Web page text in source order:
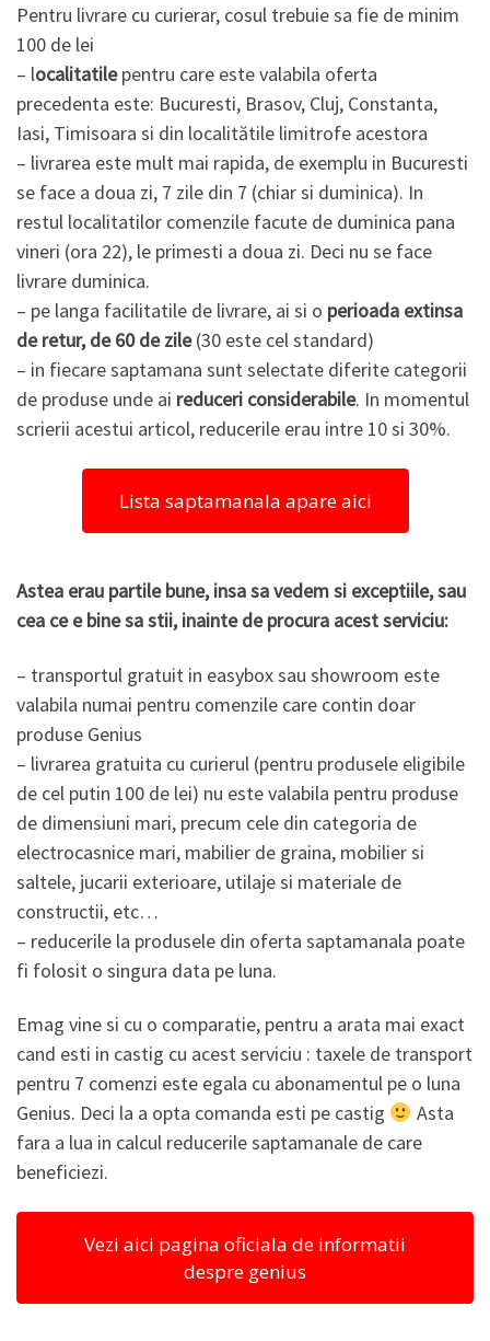
Pentru livrare cu curierar, cosul trebuie sa fie de minim
100 de lei
– localitatilepentru care este valabila oferta
precedenta este: Bucuresti, Brasov, Cluj, Constanta,
Iasi, Timisoara si din localitătile limitrofe acestora
– livrarea este mult mai rapida, de exemplu in Bucuresti
se face a doua zi, 7 zile din 7 (chiar si duminica). In
restul localitatilor comenzile facute de duminica pana
vineri (ora 22), le primesti a doua zi. Deci nu se face
livrare duminica.
– pe langa facilitatile de livrare, ai si o perioada extinsa
de retur, de 60 de zile(30 este cel standard)
– in fiecare saptamana sunt selectate diferite categorii
de produse unde ai reduceri considerabile. In momentul
scrierii acestui articol, reducerile erau intre 10 si 30%.
Lista saptamanala apare aici
Astea erau partile bune, insa sa vedem si exceptiile, sau
cea ce e bine sa stii, inainte de procura acest serviciu:
– transportul gratuit in easybox sau showroom este
valabila numai pentru comenzile care contin doar
produse Genius
– livrarea gratuita cu curierul (pentru produsele eligibile
de cel putin 100 de lei) nu este valabila pentru produse
de dimensiuni mari, precum cele din categoria de
electrocasnice mari, mabilier de graina, mobilier si
saltele, jucarii exterioare, utilaje si materiale de
constructii, etc…
– reducerile la produsele din oferta saptamanala poate
fi folosit o singura data pe luna.
Emag vine si cu o comparatie, pentru a arata mai exact
cand esti in castig cu acest serviciu : taxele de transport
pentru 7 comenzi este egala cu abonamentul pe o luna
Genius. Deci la a opta comanda esti pe castig
Asta
fara a lua in calcul reducerile saptamanale de care
beneficiezi.
Vezi aici pagina oficiala de informatii
despre genius